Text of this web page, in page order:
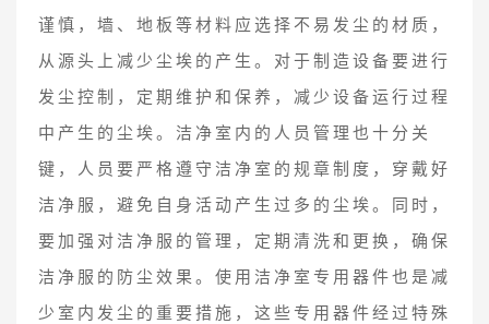
谨慎，墙、地板等材料应选择不易发尘的材质，
从源头上减少尘埃的产生。对于制造设备要进行
发尘控制，定期维护和保养，减少设备运行过程
中产生的尘埃。洁净室内的人员管理也十分关
键，人员要严格遵守洁净室的规章制度，穿戴好
洁净服，避免自身活动产生过多的尘埃。同时，
要加强对洁净服的管理，定期清洗和更换，确保
洁净服的防尘效果。使用洁净室专用器件也是减
少室内发尘的重要措施，这些专用器件经过特殊